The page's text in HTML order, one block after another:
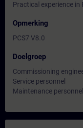
Practical experience in
Opmerking
PCS7 V8.0
Doelgroep
Commissioning
Service personnel
Maintenance personnel